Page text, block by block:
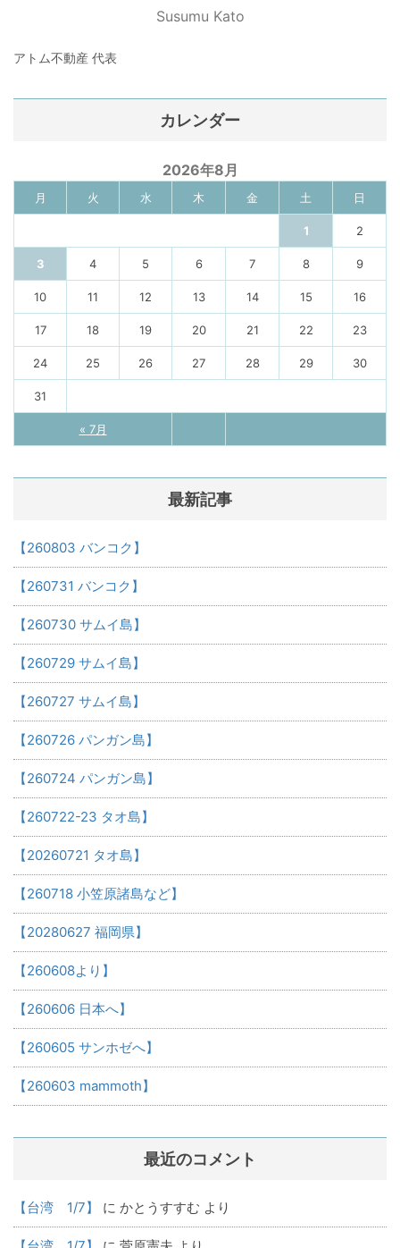
Susumu Kato
アトム不動産 代表
カレンダー
2026年8月
月 火 水 木 金 土 日
« 7月
1 2
3 4 5 6 7 8 9
10 11 12 13 14 15 16
17 18 19 20 21 22 23
24 25 26 27 28 29 30
31
最新記事
【260803 バンコク】
【260731 バンコク】
【260730 サムイ島】
【260729 サムイ島】
【260727 サムイ島】
【260726 パンガン島】
【260724 パンガン島】
【260722-23 タオ島】
【20260721 タオ島】
【260718 小笠原諸島など】
【20280627 福岡県】
【260608より】
【260606 日本へ】
【260605 サンホゼへ】
【260603 mammoth】
最近のコメント
【台湾 1/7】 に かとうすすむ より